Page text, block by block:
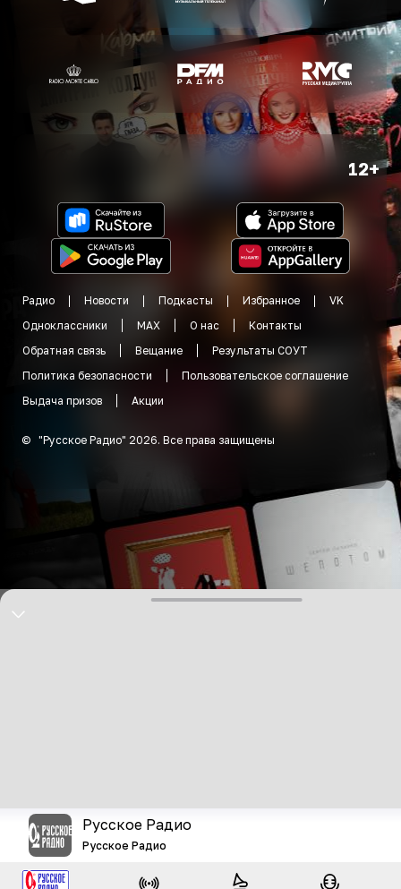
12+
Радио Новости Подкасты Избранное
VK
Одноклассники
MAX О нас
Контакты
Обратная связь
Вещание
Результаты СОУТ
Политика безопасности
Пользовательское соглашение
Выдача призов
Акции
© "Русское Радио" 2026. Все права защищены
Русское Радио
Русское Радио